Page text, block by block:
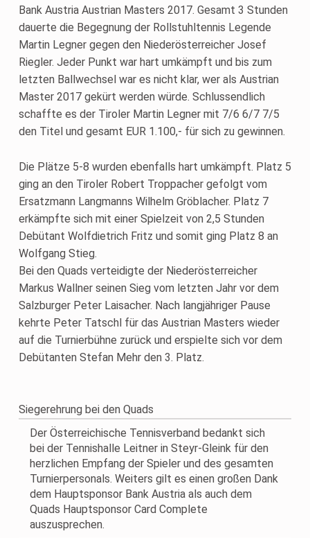
Bank Austria Austrian Masters 2017. Gesamt 3 Stunden
dauerte die Begegnung der Rollstuhltennis Legende
Martin Legner gegen den Niederösterreicher Josef
Riegler. Jeder Punkt war hart umkämpft und bis zum
letzten Ballwechsel war es nicht klar, wer als Austrian
Master 2017 gekürt werden würde. Schlussendlich
schaffte es der Tiroler Martin Legner mit 7/6 6/7 7/5
den Titel und gesamt EUR 1.100,- für sich zu gewinnen.
Die Plätze 5-8 wurden ebenfalls hart umkämpft. Platz 5
ging an den Tiroler Robert Troppacher gefolgt vom
Ersatzmann Langmanns Wilhelm Gröblacher. Platz 7
erkämpfte sich mit einer Spielzeit von 2,5 Stunden
Debütant Wolfdietrich Fritz und somit ging Platz 8 an
Wolfgang Stieg.
Bei den Quads verteidigte der Niederösterreicher
Markus Wallner seinen Sieg vom letzten Jahr vor dem
Salzburger Peter Laisacher. Nach langjähriger Pause
kehrte Peter Tatschl für das Austrian Masters wieder
auf die Turnierbühne zurück und erspielte sich vor dem
Debütanten Stefan Mehr den 3. Platz.
Siegerehrung bei den Quads
Der Österreichische Tennisverband bedankt sich
bei der Tennishalle Leitner in Steyr-Gleink für den
herzlichen Empfang der Spieler und des gesamten
Turnierpersonals. Weiters gilt es einen großen Dank
dem Hauptsponsor Bank Austria als auch dem
Quads Hauptsponsor Card Complete
auszusprechen.